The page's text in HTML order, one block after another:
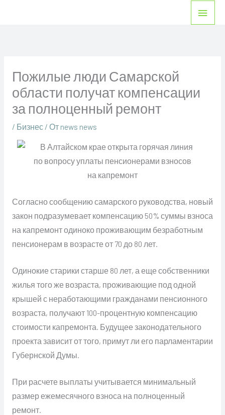
Пожилые люди Самарской
области получат компенсации
за полноценный ремонт
/ Бизнес/ От news news
Согласно сообщению самарского руководства, новый
закон подразумевает компенсацию 50% суммы взноса
на капремонт одиноко проживающим безработным
пенсионерам в возрасте от 70 до 80 лет.
Одинокие старики старше 80 лет, а еще собственники
жилья того же возраста, проживающие под одной
крышей с неработающими гражданами пенсионного
возраста, получают 100-процентную компенсацию
стоимости капремонта. Будущее законодательного
проекта зависит от того, примут ли его парламентарии
Губернской Думы.
При расчете выплаты учитывается минимальный
размер ежемесячного взноса на полноценный
ремонт.